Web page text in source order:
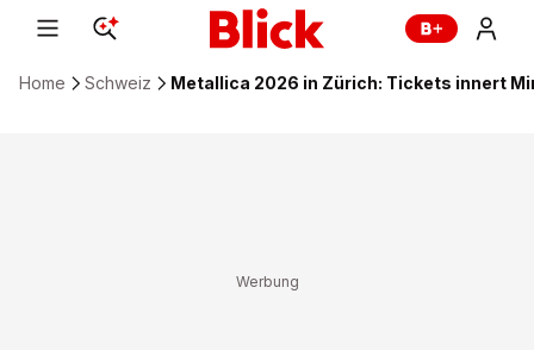
Home Schweiz Metallica 2026 in Zürich: Tickets innert